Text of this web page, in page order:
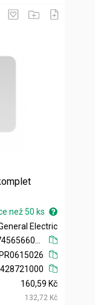
než 50 ks
Electric
160,59 Kč
132,72 Kč